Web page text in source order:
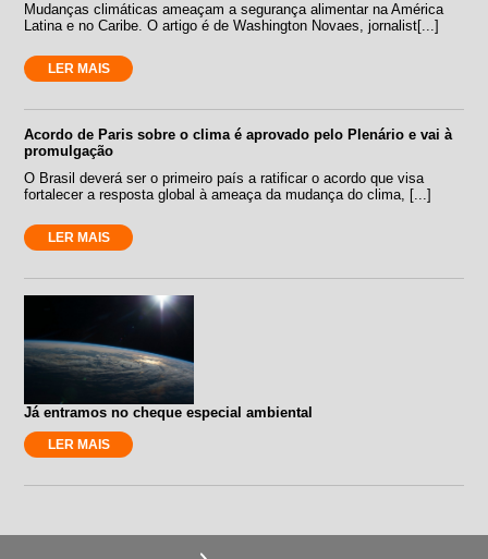
Mudanças climáticas ameaçam a segurança alimentar na América
Latina e no Caribe. O artigo é de Washington Novaes, jornalist[...]
LER MAIS
Acordo de Paris sobre o clima é aprovado pelo Plenário e vai à
promulgação
O Brasil deverá ser o primeiro país a ratificar o acordo que visa
fortalecer a resposta global à ameaça da mudança do clima, [...]
LER MAIS
Já entramos no cheque especial ambiental
LER MAIS